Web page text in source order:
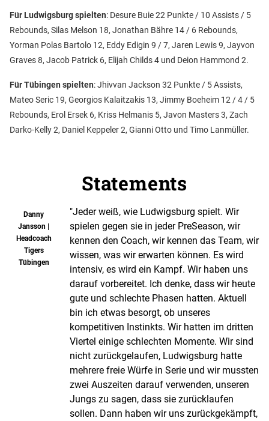
Für Ludwigsburg spielten: Desure Buie 22 Punkte / 10 Assists / 5
Rebounds, Silas Melson 18, Jonathan Bähre 14 / 6 Rebounds,
Yorman Polas Bartolo 12, Eddy Edigin 9 / 7, Jaren Lewis 9, Jayvon
Graves 8, Jacob Patrick 6, Elijah Childs 4 und Deion Hammond 2.
Für Tübingen spielten: Jhivvan Jackson 32 Punkte / 5 Assists,
Mateo Seric 19, Georgios Kalaitzakis 13, Jimmy Boeheim 12 / 4 / 5
Rebounds, Erol Ersek 6, Kriss Helmanis 5, Javon Masters 3, Zach
Darko-Kelly 2, Daniel Keppeler 2, Gianni Otto und Timo Lanmüller.
Statements
Danny
Jansson |
Headcoach
Tigers
Tübingen
"Jeder weiß, wie Ludwigsburg spielt. Wir
spielen gegen sie in jeder PreSeason, wir
kennen den Coach, wir kennen das Team, wir
wissen, was wir erwarten können. Es wird
intensiv, es wird ein Kampf. Wir haben uns
darauf vorbereitet. Ich denke, dass wir heute
gute und schlechte Phasen hatten. Aktuell
bin ich etwas besorgt, ob unseres
kompetitiven Instinkts. Wir hatten im dritten
Viertel einige schlechten Momente. Wir sind
nicht zurückgelaufen, Ludwigsburg hatte
mehrere freie Würfe in Serie und wir mussten
zwei Auszeiten darauf verwenden, unseren
Jungs zu sagen, dass sie zurücklaufen
sollen. Dann haben wir uns zurückgekämpft,